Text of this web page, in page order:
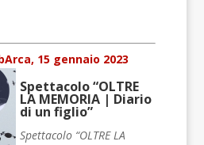
15 gennaio 2023
Spettacolo “OLTRE
LA MEMORIA | Diario
di un figlio”
Spettacolo “OLTRE LA